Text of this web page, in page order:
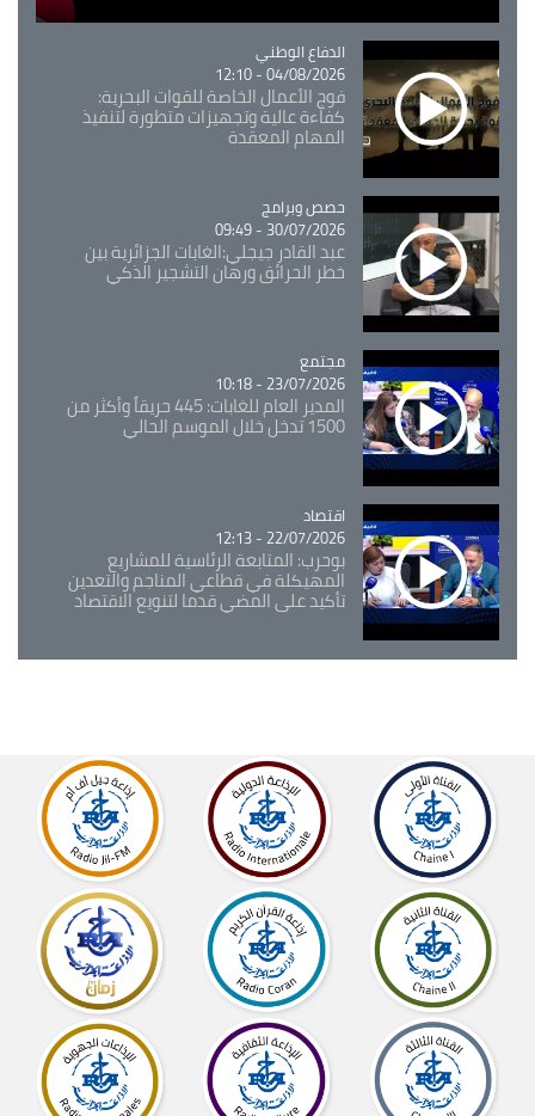
Catégorie
الدفاع الوطني
04/08/2026 - 12:10
فوج الأعمال الخاصة للقوات البحرية:
كفاءة عالية وتجهيزات متطورة لتنفيذ
المهام المعقدة
Catégorie
حصص وبرامج
30/07/2026 - 09:49
عبد القادر جيجلي:الغابات الجزائرية بين
خطر الحرائق ورهان التشجير الذكي
Catégorie
مجتمع
23/07/2026 - 10:18
المدير العام للغابات: 445 حريقاً وأكثر من
1500 تدخل خلال الموسم الحالي
Catégorie
اقتصاد
22/07/2026 - 12:13
بوحرب: المتابعة الرئاسية للمشاريع
المهيكلة في قطاعي المناجم والتعدين
تأكيد على المضي قدما لتنويع الاقتصاد